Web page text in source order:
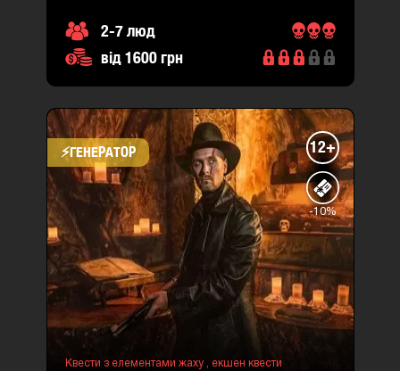
2-7 люд
від 1600 грн
⚡​ГЕНЕРАТОР 12+
-10%
Квести з елементами жаху , екшен квести